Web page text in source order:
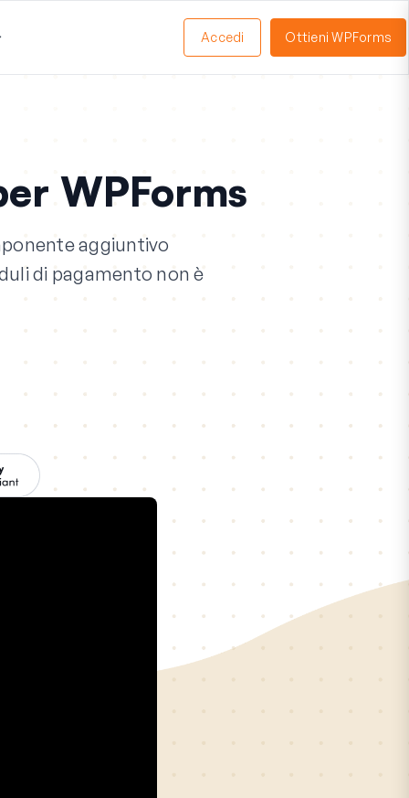
Accedi Ottieni WPForms
WPForms
aggiuntivo
di pagamento non è